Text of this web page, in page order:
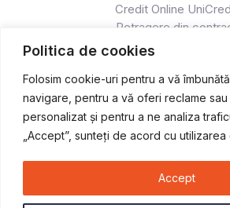
Politica de cookies
Folosim cookie-uri pentru a vă
navigare, pentru a vă oferi reclame
personalizat și pentru a ne analiza
„Accept”, sunteți de acord cu
Accept
Credit Online
Retragere din
Copyright © 2026 Atv &